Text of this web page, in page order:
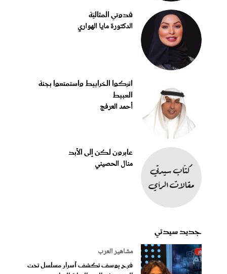
قدوتي المثاليّة
الدكتورة مايا الهواري
اتركوا الخرابيط واستمتعوا بجنة
العبيط
أحمد العرفج
عابرون لكن إلى الأبد
منال الحصيني
جديد سيدتي
مشاهير العرب
فرح يوسف تكشف أسرار مسلسل تحت